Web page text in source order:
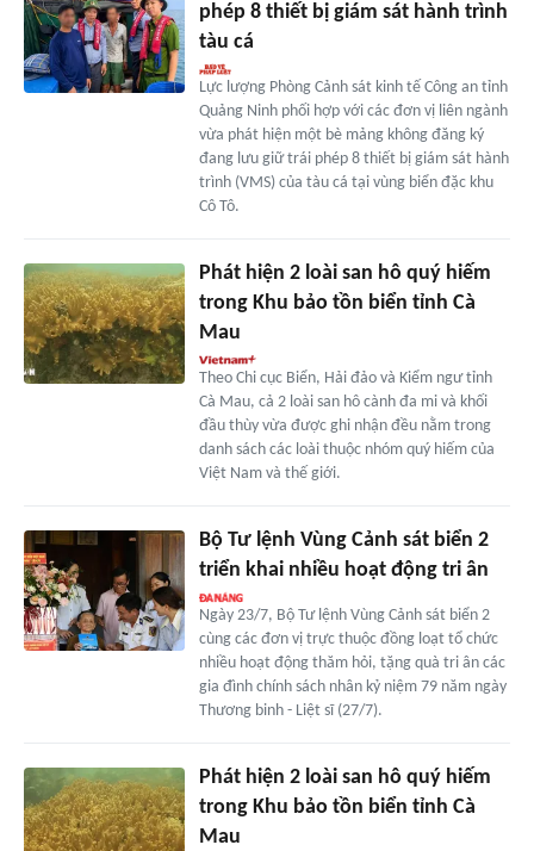
phép 8 thiết bị giám sát hành trình
tàu cá
Lực lượng Phòng Cảnh sát kinh tế Công an tỉnh
Quảng Ninh phối hợp với các đơn vị liên ngành
vừa phát hiện một bè mảng không đăng ký
đang lưu giữ trái phép 8 thiết bị giám sát hành
trình (VMS) của tàu cá tại vùng biển đặc khu
Cô Tô.
Phát hiện 2 loài san hô quý hiếm
trong Khu bảo tồn biển tỉnh Cà
Mau
Theo Chi cục Biển, Hải đảo và Kiểm ngư tỉnh
Cà Mau, cả 2 loài san hô cành đa mi và khối
đầu thùy vừa được ghi nhận đều nằm trong
danh sách các loài thuộc nhóm quý hiếm của
Việt Nam và thế giới.
Bộ Tư lệnh Vùng Cảnh sát biển 2
triển khai nhiều hoạt động tri ân
Ngày 23/7, Bộ Tư lệnh Vùng Cảnh sát biển 2
cùng các đơn vị trực thuộc đồng loạt tổ chức
nhiều hoạt động thăm hỏi, tặng quà tri ân các
gia đình chính sách nhân kỷ niệm 79 năm ngày
Thương binh - Liệt sĩ (27/7).
Phát hiện 2 loài san hô quý hiếm
trong Khu bảo tồn biển tỉnh Cà
Mau